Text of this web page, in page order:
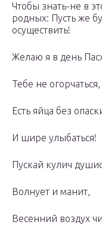
Чтобы знать-не в
родных: Пусть же
осуществить!
Желаю я в день
Тебе не огорчаться,
Есть яйца без
И шире улыбаться!
Пускай кулич
Волнует и манит,
Весенний воздух